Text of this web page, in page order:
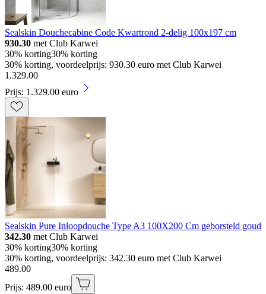
Sealskin Douchecabine Code Kwartrond 2-delig 100x197 cm
930.30 met Club Karwei
30% korting30% korting
30% korting, voordeelprijs: 930.30 euro met Club Karwei
1 .329.00
Prijs: 1.329.00 euro
Sealskin Pure Inloopdouche Type A3 100X200 Cm geborsteld goud
342.30 met Club Karwei
30% korting30% korting
30% korting, voordeelprijs: 342.30 euro met Club Karwei
489.00
Prijs: 489.00 euro